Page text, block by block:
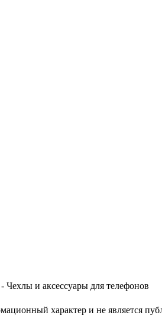
и аксессуары для телефонов
характер и не является